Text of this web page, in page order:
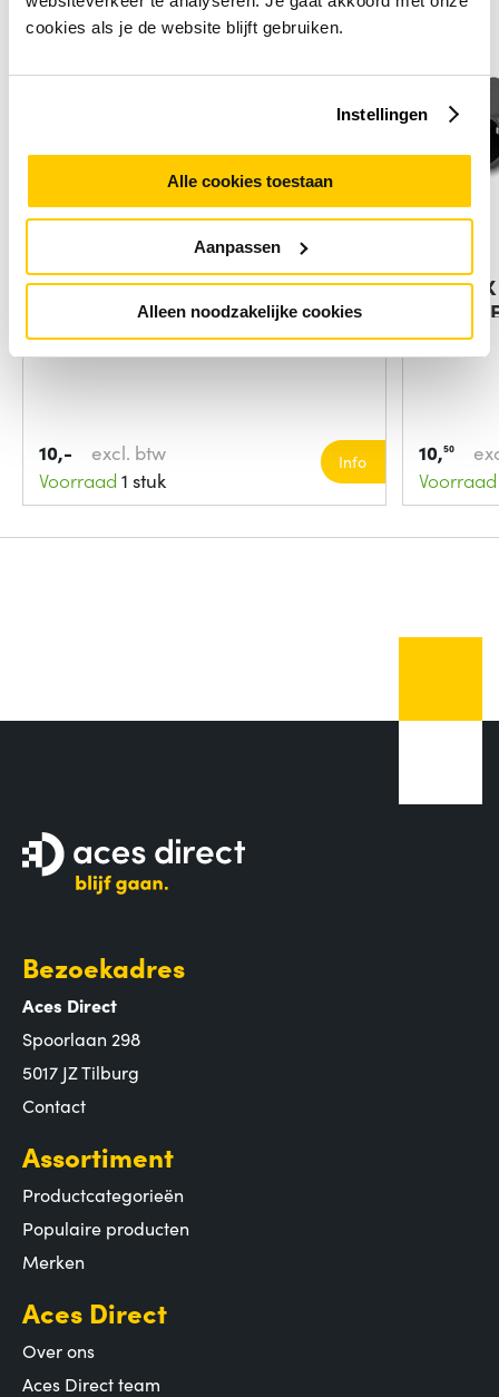
cookies als je de website blijft gebruiken.
Instellingen
Alle cookies toestaan
Aanpassen
Alleen noodzakelijke cookies
DeLOCK HDMI Adapter 19-p HDMI
10,-
excl. btw
Voorraad 1 stuk
Info
kabels
10,50
Voorraad
Bezoekadres
Aces Direct
Spoorlaan 298
5017 JZ Tilburg
Contact
Assortiment
Productcategorieën
Populaire producten
Merken
Aces Direct
Over ons
Aces Direct team